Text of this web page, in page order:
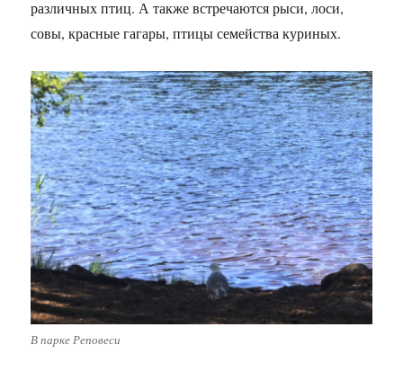
различных птиц. А также встречаются рыси, лоси,
совы, красные гагары, птицы семейства куриных.
В парке Реповеси